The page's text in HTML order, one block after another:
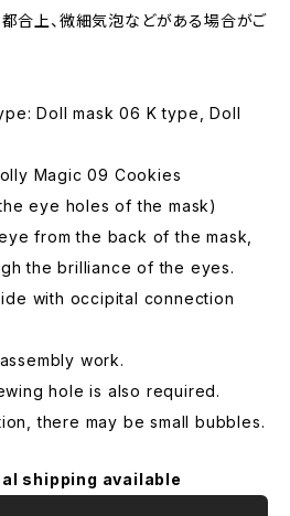
合上、微細気泡などがある場合がご
Doll mask 06 K type, Doll
Magic 09 Cookies
eye holes of the mask)
from the back of the mask,
the brilliance of the eyes.
with occipital connection
work.
hole is also required.
there may be small bubbles.
shipping available